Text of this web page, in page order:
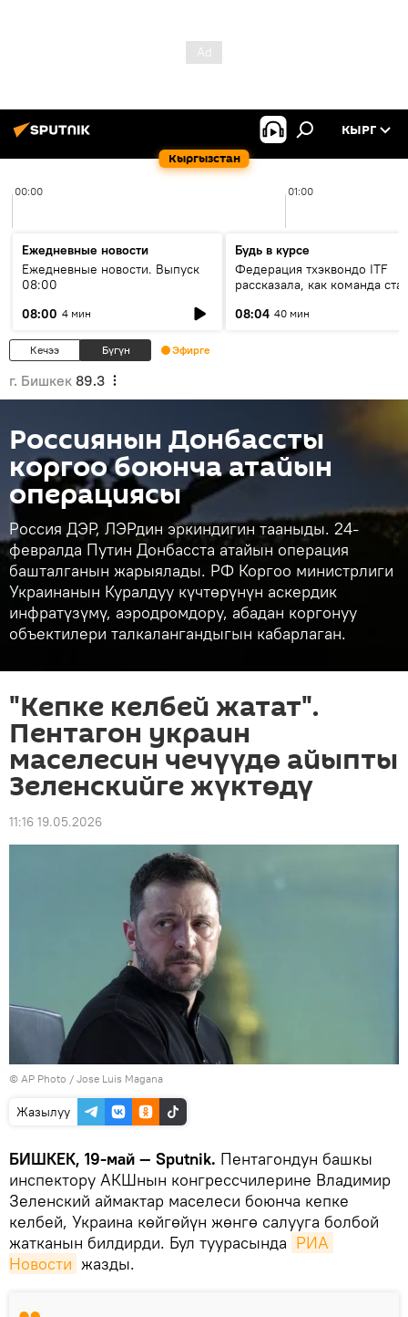
Кыргызстан
КЫРГ
00:00 01:00
Ежедневные новости
Ежедневные новости. Выпуск
08:00
08:00 4 мин
Будь в курсе
Федерация тхэквондо ITF
рассказала, как команда
08:04 40 мин
Кечээ Бүгүн Эфирге
г. Бишкек 89.3
Россиянын Донбассты
коргоо боюнча атайын
операциясы
Россия ДЭР, ЛЭРдин эркиндигин тааныды. 24-
февралда Путин Донбасста атайын операция
башталганын жарыялады. РФ Коргоо министрлиги
Украинанын Куралдуу күчтөрүнүн аскердик
инфратүзүмү, аэродромдору, абадан коргонуу
объектилери талкалангандыгын кабарлаган.
"Кепке келбей жатат".
Пентагон украин
маселесин чечүүдө айыпты
Зеленскийге жүктөдү
11:16 19.05.2026
© AP Photo / Jose Luis Magana
Жазылуу
БИШКЕК, 19-май — Sputnik. Пентагондун башкы
инспектору АКШнын конгрессчилерине Владимир
Зеленский аймактар маселеси боюнча кепке
келбей, Украина көйгөйүн жөнгө салууга болбой
жатканын билдирди. Бул туурасында РИА
Новости жазды.